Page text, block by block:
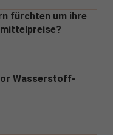
fürchten um ihre
Wasserstoff-